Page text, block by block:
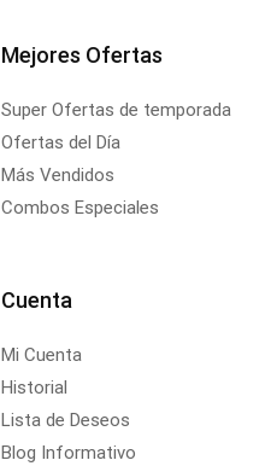
Mejores Ofertas
Super Ofertas de temporada
Ofertas del Día
Más Vendidos
Combos Especiales
Cuenta
Mi Cuenta
Historial
Lista de Deseos
Blog Informativo